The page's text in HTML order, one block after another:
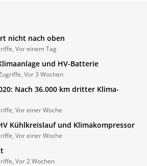
nicht nach oben
Vor einem Tag
und HV-Batterie
Vor 3 Wochen
Nach 36.000 km dritter Klima-
Vor einer Woche
Kühlkreislauf und Klimakompressor
Vor einer Woche
Vor 2 Wochen